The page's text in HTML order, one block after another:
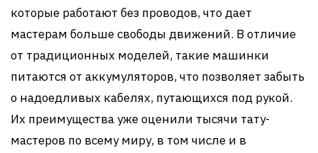
которые работают без проводов, что дает
мастерам больше свободы движений. В отличие
от традиционных моделей, такие машинки
питаются от аккумуляторов, что позволяет забыть
о надоедливых кабелях, путающихся под рукой.
Их преимущества уже оценили тысячи тату-
мастеров по всему миру, в том числе и в